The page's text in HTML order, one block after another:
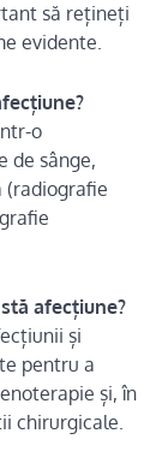
să rețineți
evidente.
o
de sânge,
(radiografie
afecțiune?
și
pentru a
și, în
chirurgicale.